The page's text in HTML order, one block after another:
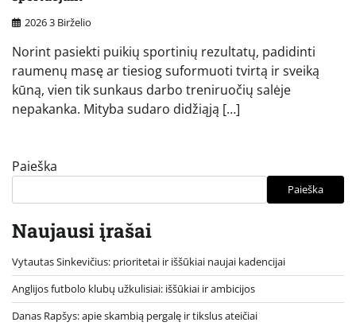
2026 3 Birželio
Norint pasiekti puikių sportinių rezultatų, padidinti
raumenų masę ar tiesiog suformuoti tvirtą ir sveiką
kūną, vien tik sunkaus darbo treniruočių salėje
nepakanka. Mityba sudaro didžiąją […]
Paieška
Paieška
Naujausi įrašai
Vytautas Sinkevičius: prioritetai ir iššūkiai naujai kadencijai
Anglijos futbolo klubų užkulisiai: iššūkiai ir ambicijos
Danas Rapšys: apie skambią pergalę ir tikslus ateičiai